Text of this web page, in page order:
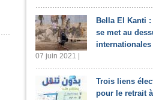
Bella El Kanti
se met au
internationales
07 juin 2021 |
Trois liens
pour le retrait